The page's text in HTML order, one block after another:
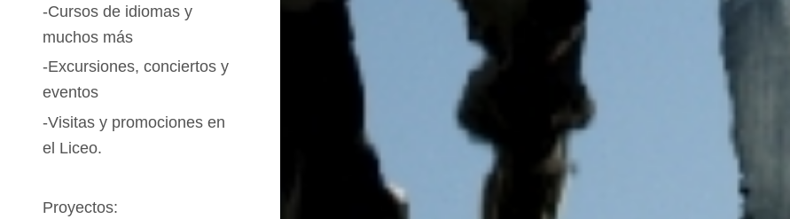
-Cursos de idiomas y
muchos más
-Excursiones, conciertos y
eventos
-Visitas y promociones en
el Liceo.
Proyectos: